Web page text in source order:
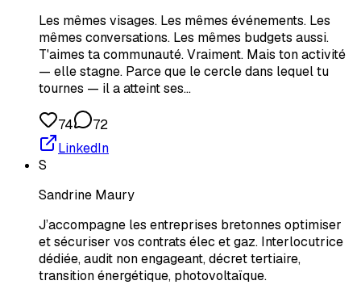
Les mêmes visages. Les mêmes événements. Les
mêmes conversations. Les mêmes budgets aussi.
T'aimes ta communauté. Vraiment. Mais ton activité
— elle stagne. Parce que le cercle dans lequel tu
tournes — il a atteint ses…
74
72
LinkedIn
S
Sandrine Maury
J’accompagne les entreprises bretonnes optimiser
et sécuriser vos contrats élec et gaz. Interlocutrice
dédiée, audit non engageant, décret tertiaire,
transition énergétique, photovoltaïque.